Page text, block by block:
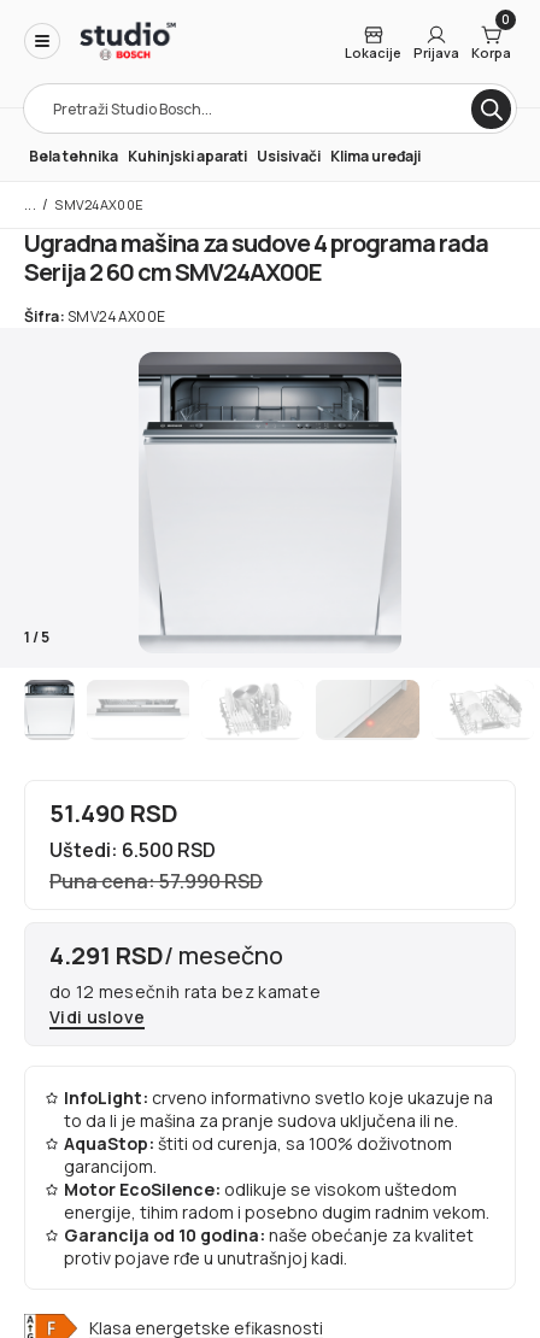
Products
search
Lokacije Prijava
0
Korpa
Bela tehnika Kuhinjski aparati Usisivači Klima uređaji
/ SMV24AX00E
Ugradna mašina za sudove 4 programa rada
Serija 2 60 cm SMV24AX00E
Šifra:SMV24AX00E
1/5
51.490 RSD
Uštedi: 6.500 RSD
Puna cena: 57.990 RSD
4.291 RSD/ mesečno
do 12 mesečnih rata bez kamate
Vidi uslove
InfoLight: crveno informativno svetlo koje ukazuje na
to da li je mašina za pranje sudova uključena ili ne.
AquaStop: štiti od curenja, sa 100% doživotnom
garancijom.
Motor EcoSilence: odlikuje se visokom uštedom
energije, tihim radom i posebno dugim radnim vekom.
Garancija od 10 godina: naše obećanje za kvalitet
protiv pojave rđe u unutrašnjoj kadi.
Klasa energetske efikasnosti